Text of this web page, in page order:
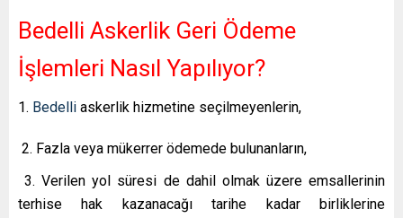
Bedelli Askerlik Geri Ödeme
İşlemleri Nasıl Yapılıyor?
1. Bedelli askerlik hizmetine seçilmeyenlerin,
2. Fazla veya mükerrer ödemede bulunanların,
3. Verilen yol süresi de dahil olmak üzere emsallerinin
terhise hak kazanacağı tarihe kadar birliklerine